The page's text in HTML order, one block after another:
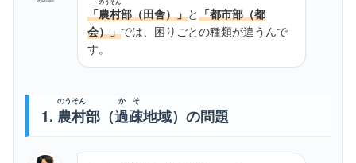
「農村
のうそん
部（田舎）」と「都市部（都
会）」では、困りごとの種類が違うんで
す。
1. 農村
のうそん
部（過疎
かそ
地域）の問題